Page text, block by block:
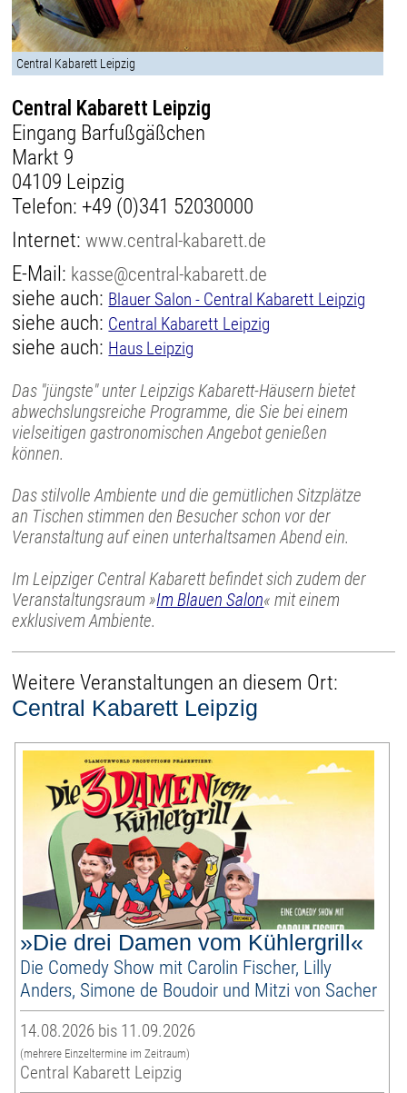
Central Kabarett Leipzig
Central Kabarett Leipzig
Eingang Barfußgäßchen
Markt 9
04109 Leipzig
Telefon: +49 (0)341 52030000
Internet:www.central-kabarett.de
E-Mail: kasse@central-kabarett.de
siehe auch: Blauer Salon - Central Kabarett Leipzig
siehe auch: Central Kabarett Leipzig
siehe auch: Haus Leipzig
Das "jüngste" unter Leipzigs Kabarett-Häusern bietet
abwechslungsreiche Programme, die Sie bei einem
vielseitigen gastronomischen Angebot genießen
können.
Das stilvolle Ambiente und die gemütlichen Sitzplätze
an Tischen stimmen den Besucher schon vor der
Veranstaltung auf einen unterhaltsamen Abend ein.
Im Leipziger Central Kabarett befindet sich zudem der
Veranstaltungsraum »Im Blauen Salon« mit einem
exklusivem Ambiente.
Weitere Veranstaltungen an diesem Ort:
Central Kabarett Leipzig
»Die drei Damen vom Kühlergrill«
Die Comedy Show mit Carolin Fischer, Lilly
Anders, Simone de Boudoir und Mitzi von Sacher
14.08.2026 bis 11.09.2026
(mehrere Einzeltermine im Zeitraum)
Central Kabarett Leipzig